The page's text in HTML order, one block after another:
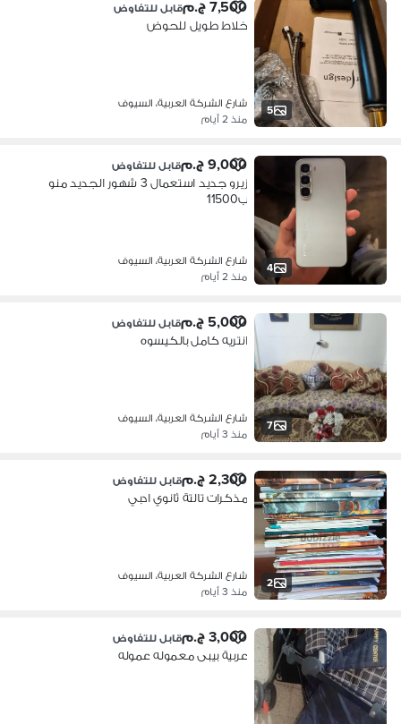
5
7,500 ج.م قابل للتفاوض
خلاط طويل للحوض
شارع الشركة العربية، السيوف
منذ 2 أيام
4
9,000 ج.م قابل للتفاوض
زيرو جديد استعمال 3 شهور الجديد منو
ب11500
شارع الشركة العربية، السيوف
منذ 2 أيام
7
5,000 ج.م قابل للتفاوض
انتريه كامل بالكيسوه
شارع الشركة العربية، السيوف
منذ 3 أيام
2
2,300 ج.م قابل للتفاوض
مذكرات تالتة ثانوي ادبي
شارع الشركة العربية، السيوف
منذ 3 أيام
3,000 ج.م قابل للتفاوض
عربية بيبى معموله عموله